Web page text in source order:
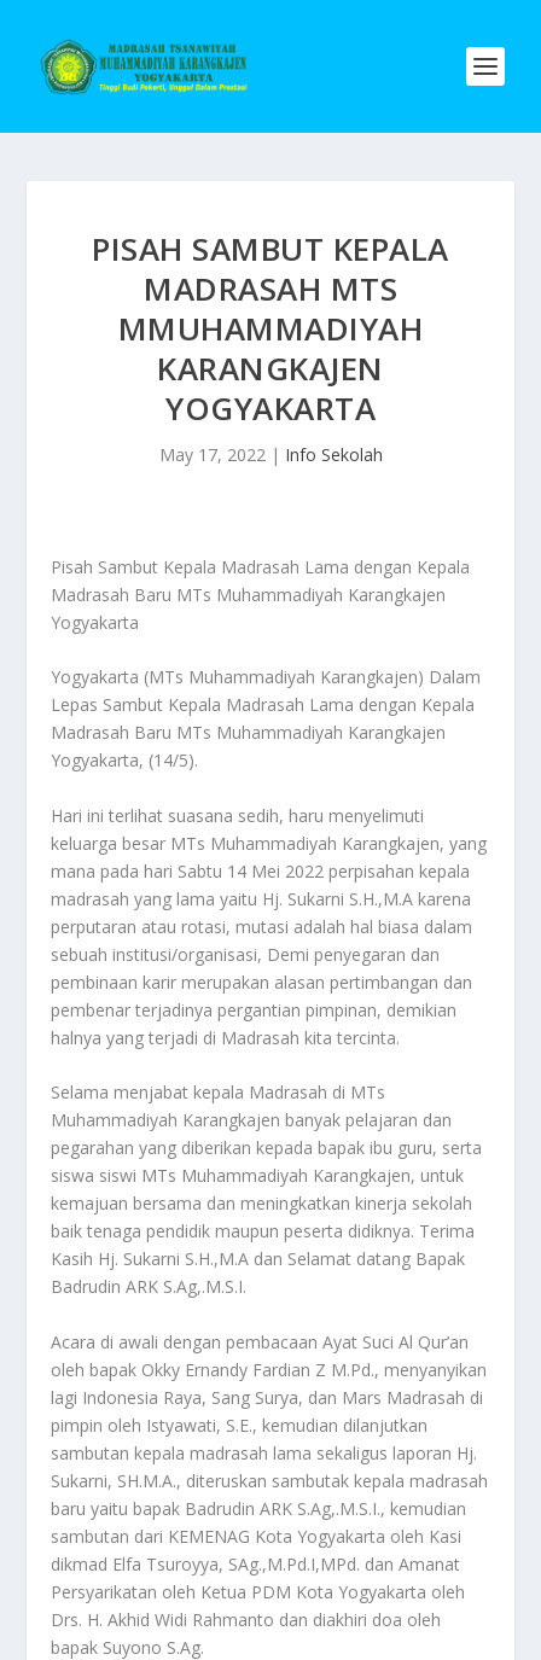
PISAH SAMBUT KEPALA
MADRASAH MTS
MMUHAMMADIYAH
KARANGKAJEN
YOGYAKARTA
May 17, 2022| Info Sekolah
Pisah Sambut Kepala Madrasah Lama dengan Kepala
Madrasah Baru MTs Muhammadiyah Karangkajen
Yogyakarta
Yogyakarta (MTs Muhammadiyah Karangkajen) Dalam
Lepas Sambut Kepala Madrasah Lama dengan Kepala
Madrasah Baru MTs Muhammadiyah Karangkajen
Yogyakarta, (14/5).
Hari ini terlihat suasana sedih, haru menyelimuti
keluarga besar MTs Muhammadiyah Karangkajen, yang
mana pada hari Sabtu 14 Mei 2022 perpisahan kepala
madrasah yang lama yaitu Hj. Sukarni S.H.,M.A karena
perputaran atau rotasi, mutasi adalah hal biasa dalam
sebuah institusi/organisasi, Demi penyegaran dan
pembinaan karir merupakan alasan pertimbangan dan
pembenar terjadinya pergantian pimpinan, demikian
halnya yang terjadi di Madrasah kita tercinta.
Selama menjabat kepala Madrasah di MTs
Muhammadiyah Karangkajen banyak pelajaran dan
pegarahan yang diberikan kepada bapak ibu guru, serta
siswa siswi MTs Muhammadiyah Karangkajen, untuk
kemajuan bersama dan meningkatkan kinerja sekolah
baik tenaga pendidik maupun peserta didiknya. Terima
Kasih Hj. Sukarni S.H.,M.A dan Selamat datang Bapak
Badrudin ARK S.Ag,.M.S.I.
Acara di awali dengan pembacaan Ayat Suci Al Qur’an
oleh bapak Okky Ernandy Fardian Z M.Pd., menyanyikan
lagi Indonesia Raya, Sang Surya, dan Mars Madrasah di
pimpin oleh Istyawati, S.E., kemudian dilanjutkan
sambutan kepala madrasah lama sekaligus laporan Hj.
Sukarni, SH.M.A., diteruskan sambutak kepala madrasah
baru yaitu bapak Badrudin ARK S.Ag,.M.S.I., kemudian
sambutan dari KEMENAG Kota Yogyakarta oleh Kasi
dikmad Elfa Tsuroyya, SAg.,M.Pd.I,MPd. dan Amanat
Persyarikatan oleh Ketua PDM Kota Yogyakarta oleh
Drs. H. Akhid Widi Rahmanto dan diakhiri doa oleh
bapak Suyono S.Ag.